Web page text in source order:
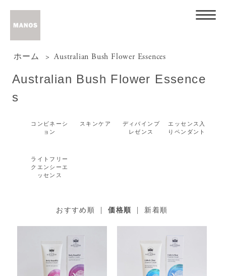
ホーム > Australian Bush Flower Essences
Australian Bush Flower Essence
s
コンビネーシ
ョン
スキンケア
ディバインプ
レゼンス
エッセンス入
りペンダント
ライトフリー
クエンシーエ
ッセンス
おすすめ順 |価格順 |新着順